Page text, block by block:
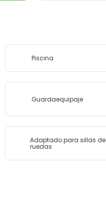
Piscina
Guardaequipaje
Adaptado para sillas de
ruedas